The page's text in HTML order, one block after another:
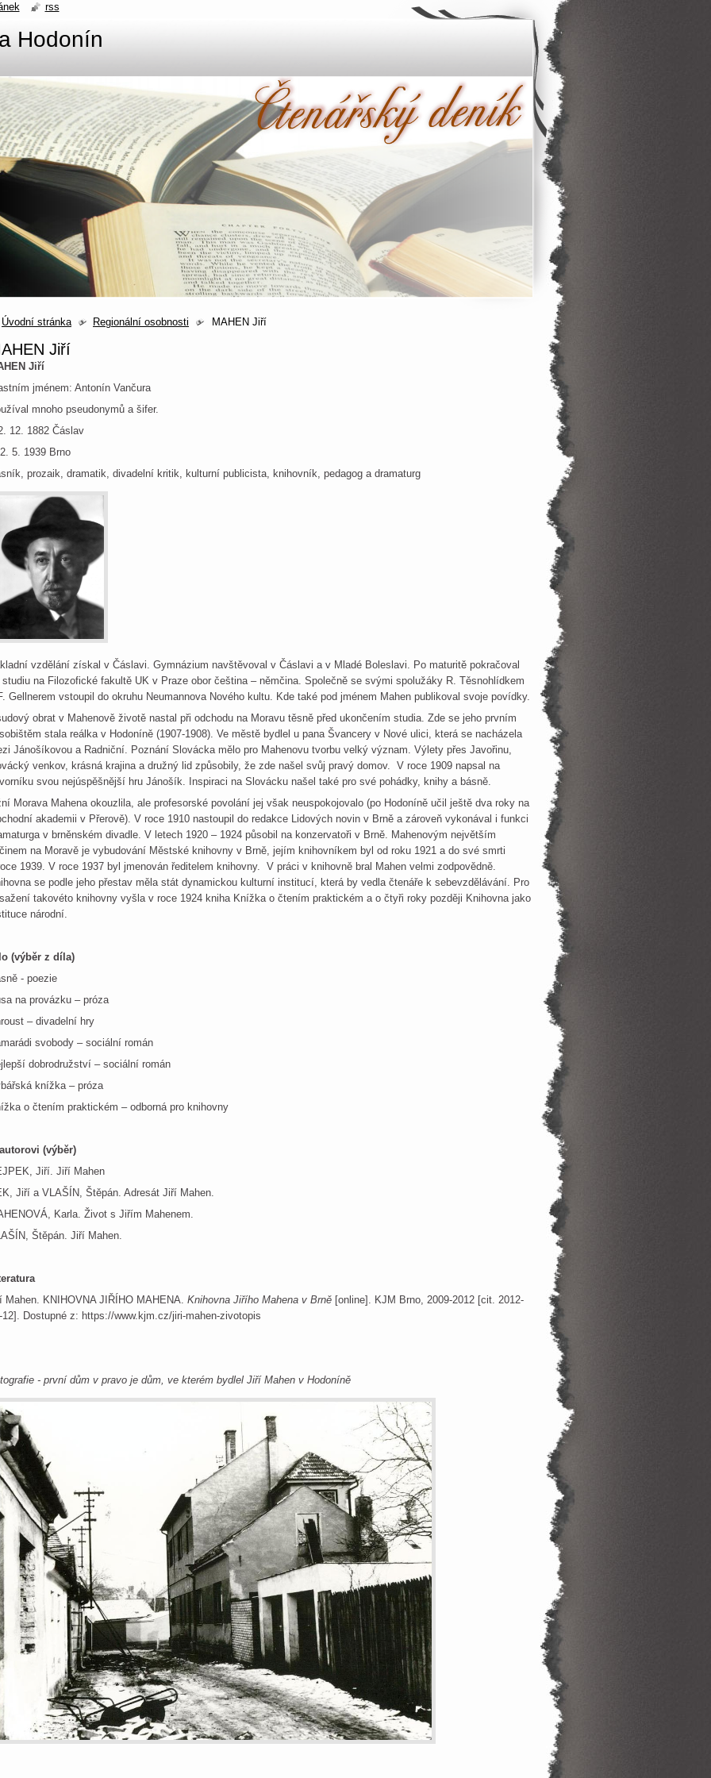
Hodonín
Úvodní stránka Regionální osobnosti MAHEN Jiří
Jiří
Jiří
jménem: Antonín Vančura
mnoho pseudonymů a šifer.
12. 1882 Čáslav
5. 1939 Brno
prozaik, dramatik, divadelní kritik, kulturní publicista, knihovník, pedagog a dramaturg
vzdělání získal v Čáslavi. Gymnázium navštěvoval v Čáslavi a v Mladé Boleslavi. Po maturitě pokračoval
studiu na Filozofické fakultě UK v Praze obor čeština – němčina. Společně se svými spolužáky R. Těsnohlídkem
Gellnerem vstoupil do okruhu Neumannova Nového kultu. Kde také pod jménem Mahen publikoval svoje povídky.
obrat v Mahenově životě nastal při odchodu na Moravu těsně před ukončením studia. Zde se jeho prvním
stala reálka v Hodoníně (1907-1908). Ve městě bydlel u pana Švancery v Nové ulici, která se nacházela
Jánošíkovou a Radniční. Poznání Slovácka mělo pro Mahenovu tvorbu velký význam. Výlety přes Javořinu,
venkov, krásná krajina a družný lid způsobily, že zde našel svůj pravý domov. V roce 1909 napsal na
svou nejúspěšnější hru Jánošík. Inspiraci na Slovácku našel také pro své pohádky, knihy a básně.
Morava Mahena okouzlila, ale profesorské povolání jej však neuspokojovalo (po Hodoníně učil ještě dva roky na
akademii v Přerově). V roce 1910 nastoupil do redakce Lidových novin v Brně a zároveň vykonával i funkci
v brněnském divadle. V letech 1920 – 1924 působil na konzervatoři v Brně. Mahenovým největším
na Moravě je vybudování Městské knihovny v Brně, jejím knihovníkem byl od roku 1921 a do své smrti
1939. V roce 1937 byl jmenován ředitelem knihovny. V práci v knihovně bral Mahen velmi zodpovědně.
se podle jeho přestav měla stát dynamickou kulturní institucí, která by vedla čtenáře k sebevzdělávání. Pro
takovéto knihovny vyšla v roce 1924 kniha Knížka o čtením praktickém a o čtyři roky později Knihovna jako
národní.
(výběr z díla)
- poezie
na provázku – próza
– divadelní hry
svobody – sociální román
dobrodružství – sociální román
knížka – próza
o čtením praktickém – odborná pro knihovny
(výběr)
Jiří. Jiří Mahen
Jiří a VLAŠÍN, Štěpán. Adresát Jiří Mahen.
Karla. Život s Jiřím Mahenem.
Štěpán. Jiří Mahen.
Mahen. KNIHOVNA JIŘÍHO MAHENA. Knihovna Jiřího Mahena v Brně [online]. KJM Brno, 2009-2012 [cit. 2012-
12]. Dostupné z: https://www.kjm.cz/jiri-mahen-zivotopis
- první dům v pravo je dům, ve kterém bydlel Jiří Mahen v Hodoníně
rss